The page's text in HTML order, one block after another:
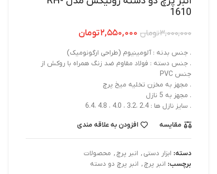
1610
۳,۰۰۰,۰۰۰تومان ۲,۵۵۰,۰۰۰تومان
. جنس بدنه : آلومینیوم (طراحی ارگونومیک)
. جنس دسته : فولاد مقاوم ضد زنگ همراه با روکش از
جنس PVC
. مجهز به مخزن تخلیه میخ پرچ
. مجهز به 5 نازل
. سایز نازل ها : 2.4 ،3.2 ، 4.0 ، 4.8 ،6.4
مقایسه افزودن به علاقه مندی
دسته: ابزار دستی , انبر پرچ , محصولات
برچسب: انبر پرچ , انبر پرچ دو دسته